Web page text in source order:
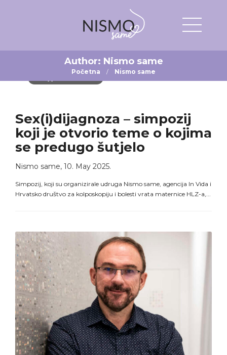
Author: Nismo same
Početna Nismo same
Sex(i)dijagnoza – simpozij
koji je otvorio teme o kojima
se predugo šutjelo
Nismo same, 10. May 2025.
Simpozij, koji su organizirale udruga Nismo same, agencija In Vida i
Hrvatsko društvo za kolposkopiju i bolesti vrata maternice HLZ-a,...